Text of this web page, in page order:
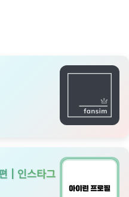
| 인스타그